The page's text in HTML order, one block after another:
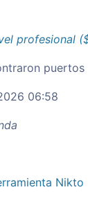
profesional
puertos
06:58
Nikto